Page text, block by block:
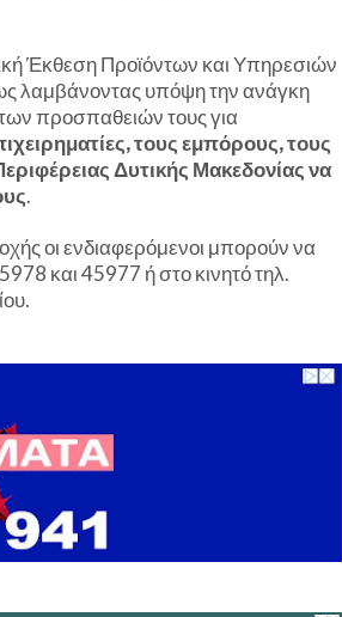
Έκθεση Προϊόντων και Υπηρεσιών
λαμβάνοντας υπόψη την ανάγκη
προσπαθειών τους για
τους εμπόρους, τους
Δυτικής Μακεδονίας να
.
οι ενδιαφερόμενοι μπορούν να
και 45977 ή στο κινητό τηλ.